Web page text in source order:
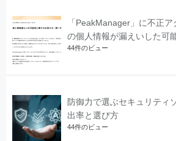
「PeakManager」に不正
の個人情報が漏えいした可
44件のビュー
防御力で選ぶセキュリティ
出率と選び方
44件のビュー